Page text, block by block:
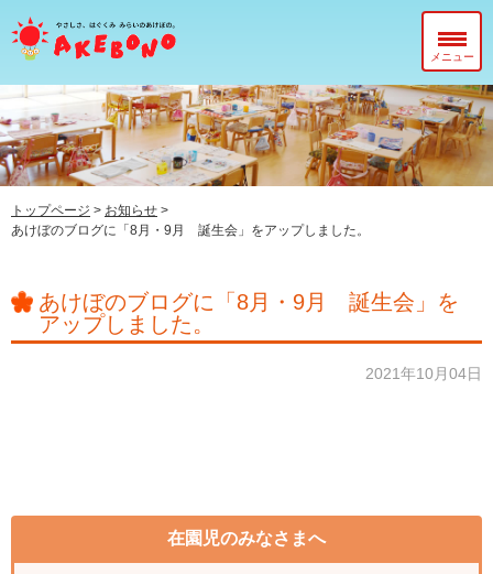
メニュー
当園について
在園児のみなさまへ
入園前のみなさまへ
トップページ > お知らせ >
あけぼのブログに「8月・9月 誕生会」をアップしました。
あけぼのブログに「8月・9月 誕生会」を
アップしました。
2021年10月04日
在園児のみなさまへ